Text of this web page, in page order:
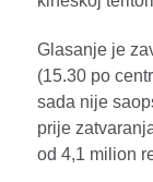
Glasanje je
(15.30 po
sada nije
prije
od 4,1 milion